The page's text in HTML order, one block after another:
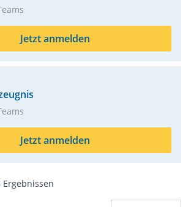
Jetzt anmelden
Jetzt anmelden
Ergebnissen